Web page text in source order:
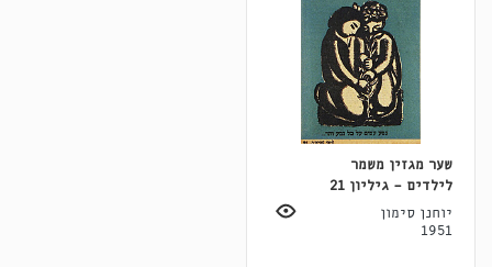
שער מגזין משמר
לילדים - גיליון 21
יוחנן סימון
1951